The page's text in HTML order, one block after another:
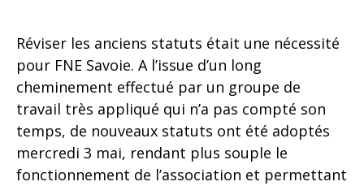
Réviser les anciens statuts était une nécessité
pour FNE Savoie. A l’issue d’un long
cheminement effectué par un groupe de
travail très appliqué qui n’a pas compté son
temps, de nouveaux statuts ont été adoptés
mercredi 3 mai, rendant plus souple le
fonctionnement de l’association et permettant